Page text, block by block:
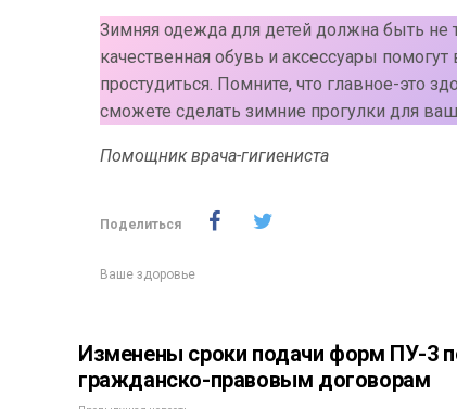
Зимняя одежда для детей должна быть не
качественная обувь и аксессуары
простудиться. Помните, что главное-это
сможете сделать зимние прогулки для
Помощник врача-гигиениста
Поделиться
Ваше здоровье
Изменены сроки подачи форм ПУ-3
гражданско-правовым договорам